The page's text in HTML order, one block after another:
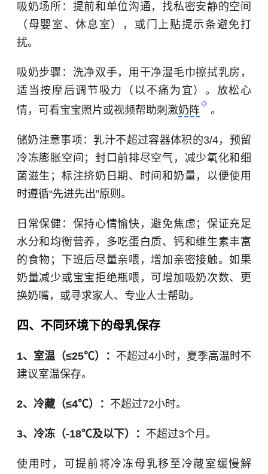
吸奶场所：提前和单位沟通，找私密安静的空间
（母婴室、休息室），或门上贴提示条避免打
扰。
吸奶步骤：洗净双手，用干净湿毛巾擦拭乳房，
适当按摩后调节吸力（以不痛为宜）。放松心
情，可看宝宝照片或视频帮助刺激奶阵 。
储奶注意事项：乳汁不超过容器体积的3/4，预留
冷冻膨胀空间；封口前排尽空气，减少氧化和细
菌滋生；标注挤奶日期、时间和奶量，以便使用
时遵循“先进先出”原则。
日常保健：保持心情愉快，避免焦虑；保证充足
水分和均衡营养，多吃蛋白质、钙和维生素丰富
的食物；下班后尽量亲喂，增加亲密接触。如果
奶量减少或宝宝拒绝瓶喂，可增加吸奶次数、更
换奶嘴，或寻求家人、专业人士帮助。
四、不同环境下的母乳保存
1、室温（≤25℃）： 不超过4小时，夏季高温时不
建议室温保存。
2、冷藏（≤4℃）： 不超过72小时。
3、冷冻（-18℃及以下）： 不超过3个月。
使用时，可提前将冷冻母乳移至冷藏室缓慢解